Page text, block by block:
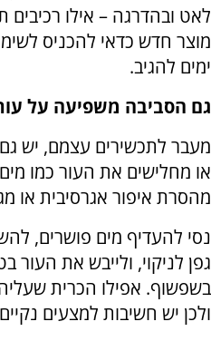
לאט ובהדרגה – אילו
מוצר חדש כדאי להכניס
ימים להגיב.
גם הסביבה משפיעה על
מעבר לתכשירים עצמם, יש גם
או מחלישים את העור כמו
מהסרת איפור אגרסיבית או
נסי להעדיף מים פושרים,
גפן לניקוי, ולייבש את העור
בשפשוף. אפילו הכרית
ולכן יש חשיבות למצעים